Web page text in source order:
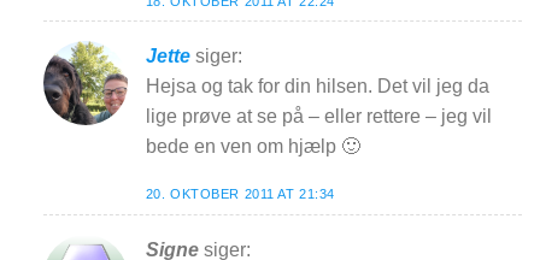
Jette siger:
Hejsa og tak for din hilsen. Det vil jeg da
lige prøve at se på – eller rettere – jeg vil
bede en ven om hjælp 🙂
20. OKTOBER 2011 AT 21:34
Signe siger: